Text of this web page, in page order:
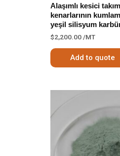
Alaşımlı kesici
kenarlarının
yeşil silisyum
$2,200.00/MT
Add to quote